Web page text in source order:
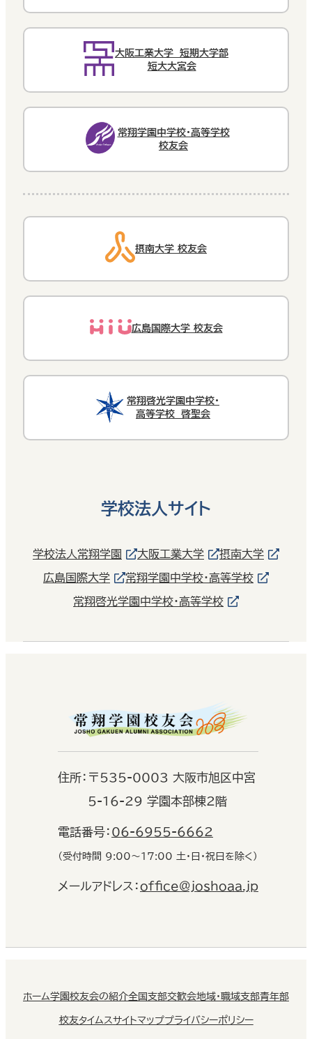
大阪工業大学 短期大学部
短大大宮会
常翔学園中学校・高等学校
校友会
摂南大学 校友会
広島国際大学 校友会
常翔啓光学園中学校・
高等学校 啓聖会
学校法人サイト
学校法人常翔学園 大阪工業大学 摂南大学
広島国際大学 常翔学園中学校・高等学校
常翔啓光学園中学校・高等学校
住所： 〒535-0003 大阪市旭区中宮
5-16-29 学園本部棟2階
電話番号： 06-6955-6662
（受付時間 9:00〜17:00 土・日・祝日を除く）
メールアドレス：office@joshoaa.jp
ホーム学園校友会の紹介全国支部交歓会地域・職域支部青年部
校友タイムスサイトマッププライバシーポリシー